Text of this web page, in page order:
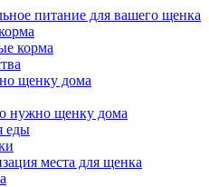
питание для вашего щенка
корма
щенку дома
нужно щенку дома
еды
места для щенка